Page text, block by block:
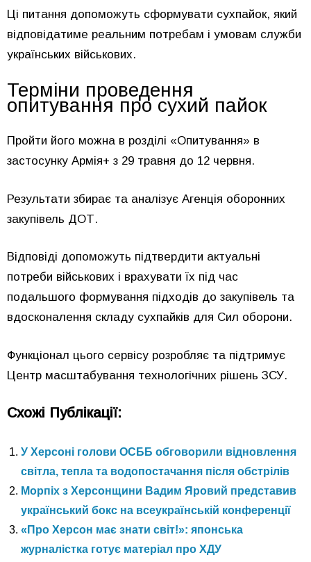
Ці питання допоможуть сформувати сухпайок, який
відповідатиме реальним потребам і умовам служби
українських військових.
Терміни проведення
опитування про сухий пайок
Пройти його можна в розділі «Опитування» в
застосунку Армія+ з 29 травня до 12 червня.
Результати збирає та аналізує Агенція оборонних
закупівель ДОТ.
Відповіді допоможуть підтвердити актуальні
потреби військових і врахувати їх під час
подальшого формування підходів до закупівель та
вдосконалення складу сухпайків для Сил оборони.
Функціонал цього сервісу розробляє та підтримує
Центр масштабування технологічних рішень ЗСУ.
Схожі Публікації:
У Херсоні голови ОСББ обговорили відновлення
світла, тепла та водопостачання після обстрілів
Морпіх з Херсонщини Вадим Яровий представив
український бокс на всеукраїнській конференції
«Про Херсон має знати світ!»: японська
журналістка готує матеріал про ХДУ